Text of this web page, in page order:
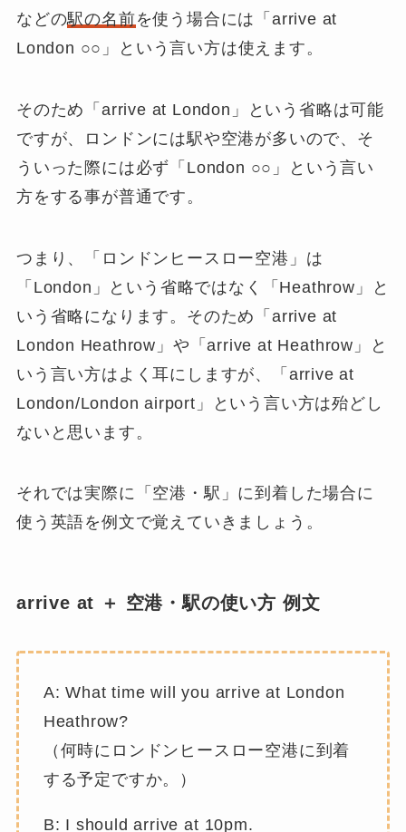
などの駅の名前を使う場合には「arrive at
London ○○ 」という言い方は使えます。
そのため「arrive at London」という省略は可能
ですが、ロンドンには駅や空港が多いので、そ
ういった際には必ず「 London ○○ 」という言い
方をする事が普通です。
つまり、「ロンドンヒースロー空港」は
「London」という省略ではなく「Heathrow」と
いう省略になります。そのため「arrive at
London Heathrow」や「arrive at Heathrow」と
いう言い方はよく耳にしますが、「arrive at
London/London airport」という言い方は殆どし
ないと思います。
それでは実際に「空港・駅」に到着した場合に
使う英語を例文で覚えていきましょう。
arrive at ＋ 空港・駅の使い方 例文
A: What time will you arrive at London
Heathrow?
（何時にロンドンヒースロー空港に到着
する予定ですか。）
B: I should arrive at 10pm.